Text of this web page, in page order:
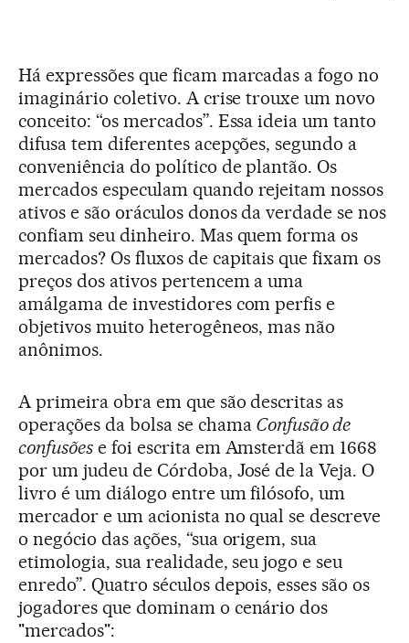
Há expressões que ficam marcadas a fogo no
imaginário coletivo. A crise trouxe um novo
conceito: “os mercados”. Essa ideia um tanto
difusa tem diferentes acepções, segundo a
conveniência do político de plantão. Os
mercados especulam quando rejeitam nossos
ativos e são oráculos donos da verdade se nos
confiam seu dinheiro. Mas quem forma os
mercados? Os fluxos de capitais que fixam os
preços dos ativos pertencem a uma
amálgama de investidores com perfis e
objetivos muito heterogêneos, mas não
anônimos.
A primeira obra em que são descritas as
operações da bolsa se chama Confusão de
confusõese foi escrita em Amsterdã em 1668
por um judeu de Córdoba, José de la Veja. O
livro é um diálogo entre um filósofo, um
mercador e um acionista no qual se descreve
o negócio das ações, “sua origem, sua
etimologia, sua realidade, seu jogo e seu
enredo”. Quatro séculos depois, esses são os
jogadores que dominam o cenário dos
"mercados":